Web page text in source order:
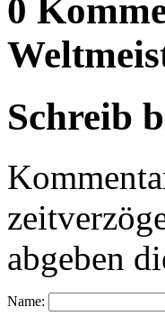
0
Schreib
abgeben
Name: